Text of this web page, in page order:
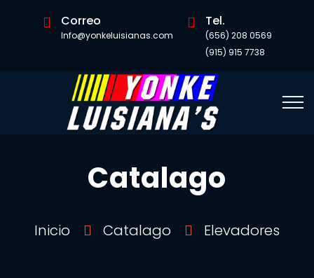
Correo
Info@yonkeluisianas.com
Tel.
(656) 208 0569
(915) 915 7738
Catalago
Inicio Catalago Elevadores